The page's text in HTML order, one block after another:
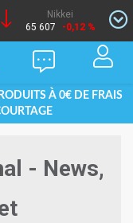
Nikkei
65 607
-0,12 %
À 0€ DE FRAIS
- News,